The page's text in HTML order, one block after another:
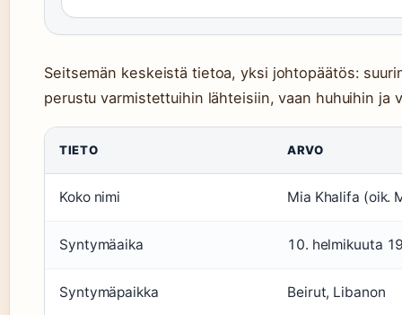
Seitsemän keskeistä tietoa, yksi johtopäätös:
perustu varmistettuihin lähteisiin, vaan huhuihin ja
TIETO ARVO
Koko nimi Mia Khalifa (oik.
Syntymäaika 10. helmikuuta
Syntymäpaikka Beirut, Libanon